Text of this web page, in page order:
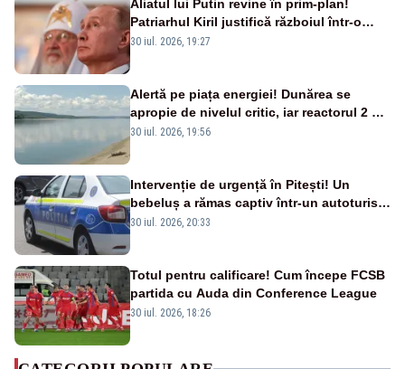
Aliatul lui Putin revine în prim-plan!
Patriarhul Kiril justifică războiul într-o
nouă carte
30 iul. 2026, 19:27
Alertă pe piața energiei! Dunărea se
apropie de nivelul critic, iar reactorul 2 de
la Cernavodă ar putea fi oprit
30 iul. 2026, 19:56
Intervenție de urgență în Pitești! Un
bebeluș a rămas captiv într-un autoturism
din cauza unei defecțiuni
30 iul. 2026, 20:33
Totul pentru calificare! Cum începe FCSB
partida cu Auda din Conference League
30 iul. 2026, 18:26